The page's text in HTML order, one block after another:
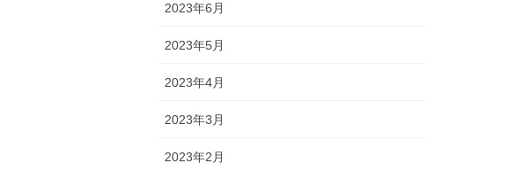
2023年6月
2023年5月
2023年4月
2023年3月
2023年2月